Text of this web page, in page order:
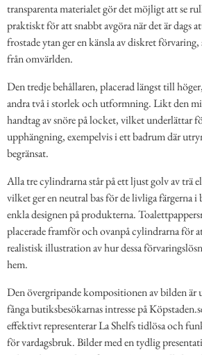
transparenta materialet gör det möjligt att se
praktiskt för att snabbt avgöra när det är dags
frostade ytan ger en känsla av diskret
från omvärlden.
Den tredje behållaren, placerad längst till
andra två i storlek och utformning. Likt den
handtag av snöre på locket, vilket underlättar
upphängning, exempelvis i ett badrum där
begränsat.
Alla tre cylindrarna står på ett ljust golv av trä
vilket ger en neutral bas för de livliga färgerna
enkla designen på produkterna.
placerade framför och ovanpå cylindrarna för
realistisk illustration av hur dessa
hem.
Den övergripande kompositionen av bilden
fånga butiksbesökarnas intresse på
effektivt representerar La Shelfs tidlösa och
för vardagsbruk. Bilder med en tydlig